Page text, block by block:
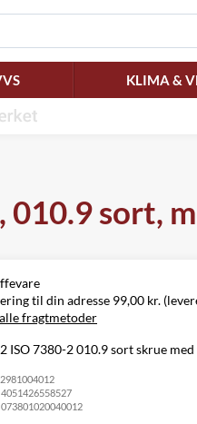
KLIMA &
sort,
til din adresse 99,00 kr.
fragtmetoder
Pris
Leveres
ISO 7380-2 010.9 sort skrue
2981004012
4051426558527
073801020040012